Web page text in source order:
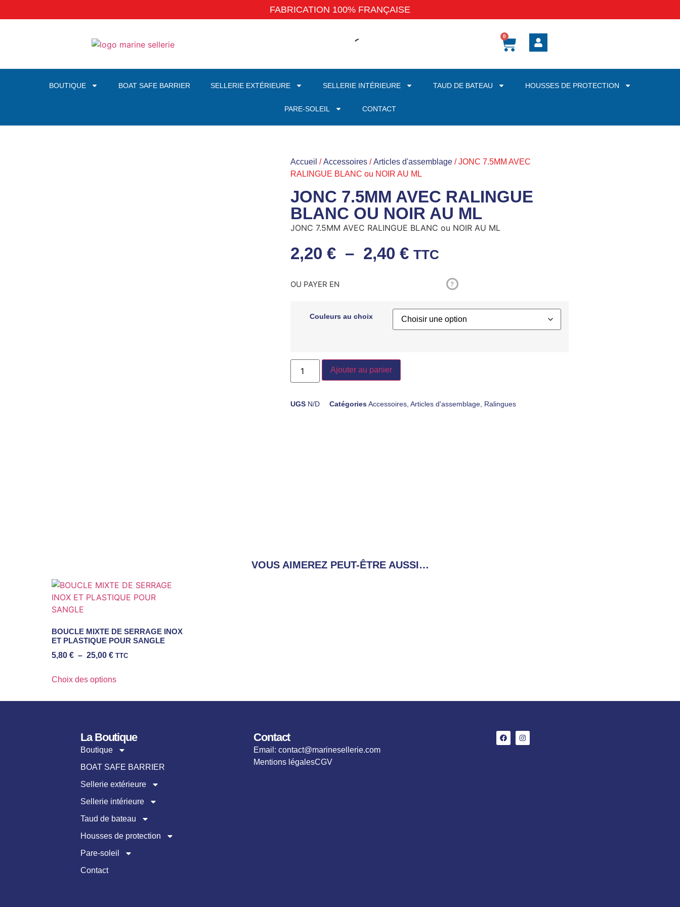
FABRICATION 100% FRANÇAISE
0
BOUTIQUE BOAT SAFE BARRIER SELLERIE EXTÉRIEURE SELLERIE INTÉRIEURE TAUD DE BATEAU HOUSSES DE PROTECTION
PARE-SOLEIL CONTACT
Accueil /Accessoires/Articles d'assemblage/ JONC 7.5MM AVEC
RALINGUE BLANC ou NOIR AU ML
JONC 7.5MM AVEC RALINGUE
BLANC OU NOIR AU ML
JONC 7.5MM AVEC RALINGUE BLANC ou NOIR AU ML
2,20 € – 2,40 € TTC
OU PAYER EN ?
Couleurs au choix
Ajouter au panier
UGS N/D Catégories Accessoires, Articles d'assemblage, Ralingues
VOUS AIMEREZ PEUT-ÊTRE AUSSI…
BOUCLE MIXTE DE SERRAGE INOX
ET PLASTIQUE POUR SANGLE
5,80 € – 25,00 € TTC
Choix des options
La Boutique
Boutique
BOAT SAFE BARRIER
Sellerie extérieure
Sellerie intérieure
Taud de bateau
Housses de protection
Pare-soleil
Contact
Contact
Email: contact@marinesellerie.com
Mentions légalesCGV